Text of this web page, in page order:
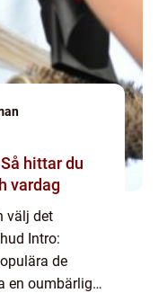
hittar du
vardag
välj det
Intro:
de
en oumbärlig